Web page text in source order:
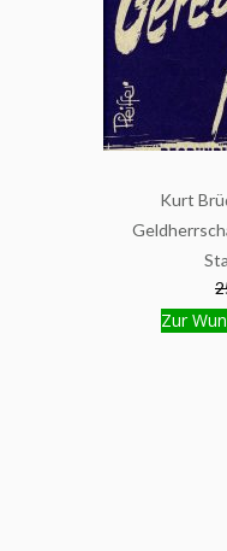
Kurt
Zur